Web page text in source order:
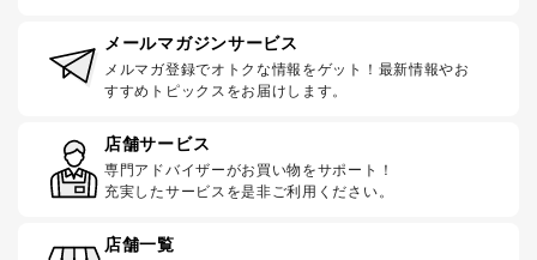
メールマガジンサービス
メルマガ登録でオトクな情報をゲット！最新情報やお
すすめトピックスをお届けします。
店舗サービス
専門アドバイザーがお買い物をサポート！
充実したサービスを是非ご利用ください。
店舗一覧